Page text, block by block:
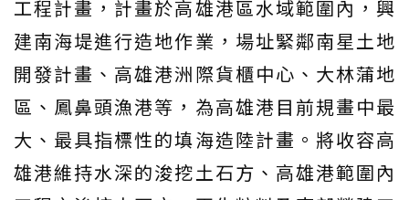
工程計畫，計畫於高雄港區水域範圍內，興
建南海堤進行造地作業，場址緊鄰南星土地
開發計畫、高雄港洲際貨櫃中心、大林蒲地
區、鳳鼻頭漁港等，為高雄港目前規畫中最
大、最具指標性的填海造陸計畫。將收容高
雄港維持水深的浚挖土石方、高雄港範圍內